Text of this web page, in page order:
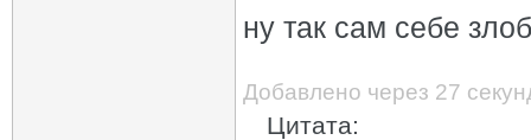
ну так сам себе
Добавлено через 27
Цитата: